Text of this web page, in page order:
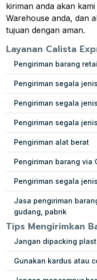
kiriman anda akan
Warehouse anda, dan
tujuan dengan aman.
Layanan Calista
Pengiriman barang
Pengiriman segala
Pengiriman segala
Pengiriman segala
Pengiriman alat berat
Pengiriman barang via
Pengiriman segala
Jasa pengiriman
gudang, pabrik
Tips Mengirimkan
Jangan dipacking
Gunakan kardus atau